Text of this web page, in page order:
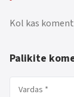
Kol kas
Palikite